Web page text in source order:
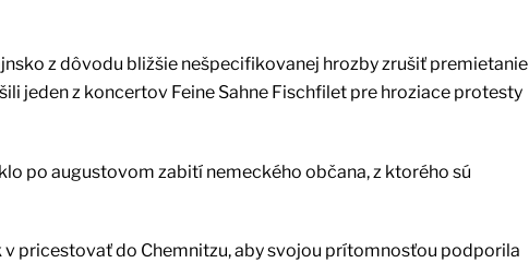
z dôvodu bližšie nešpecifikovanej hrozby zrušiť premietanie
jeden z koncertov Feine Sahne Fischfilet pre hroziace protesty
po augustovom zabití nemeckého občana, z ktorého sú
pricestovať do Chemnitzu, aby svojou prítomnosťou podporila